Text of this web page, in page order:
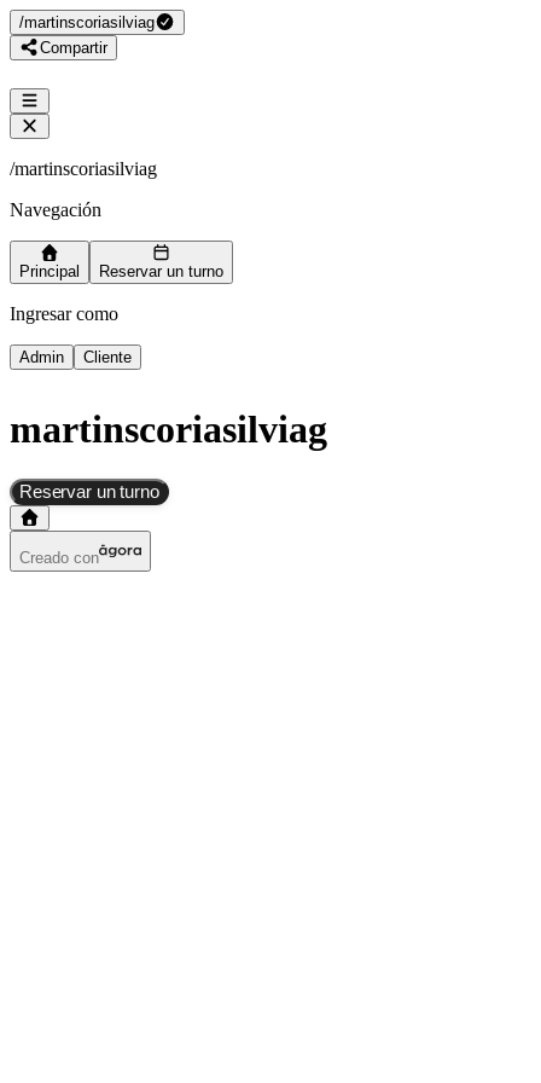
/martinscoriasilviag
Compartir
/martinscoriasilviag
Navegación
Principal Reservar un turno
Ingresar como
Admin Cliente
martinscoriasilviag
Reservar un turno
Creado con